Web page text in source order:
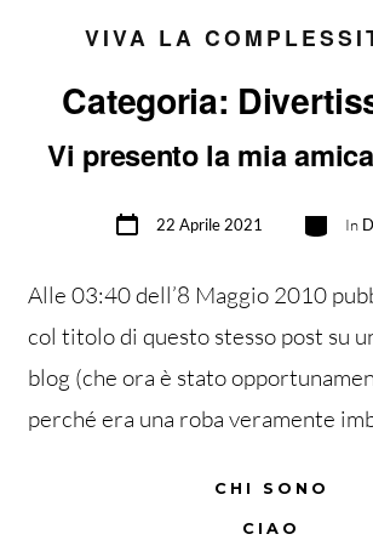
contenuto
VIVA LA
Categoria:
Vi presento la mia
Data
articolo22 Aprile 2021 Categorie
In
Alle 03:40 dell’8 Maggio 2010
col titolo di questo stesso post su
blog (che ora è stato
perché era una roba veramente
CHI SONO
CIAO